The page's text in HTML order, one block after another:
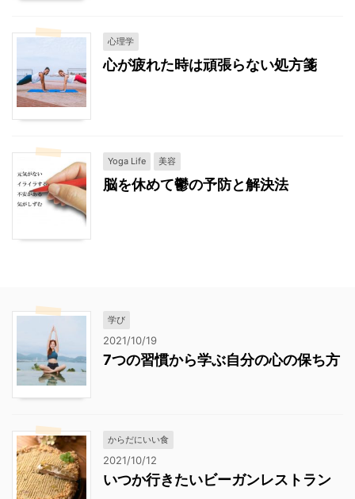
心理学
心が疲れた時は頑張らない処方箋
Yoga Life 美容
脳を休めて鬱の予防と解決法
学び
2021/10/19
7つの習慣から学ぶ自分の心の保ち方
からだにいい食
2021/10/12
いつか行きたいビーガンレストラン